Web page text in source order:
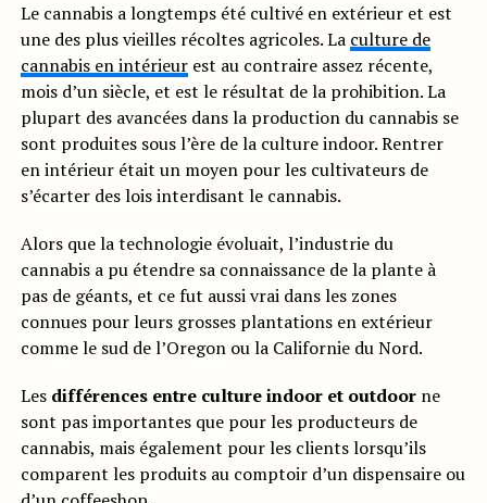
Le cannabis a longtemps été cultivé en extérieur et est
une des plus vieilles récoltes agricoles. La culture de
cannabis en intérieurest au contraire assez récente,
mois d’un siècle, et est le résultat de la prohibition. La
plupart des avancées dans la production du cannabis se
sont produites sous l’ère de la culture indoor. Rentrer
en intérieur était un moyen pour les cultivateurs de
s’écarter des lois interdisant le cannabis.
Alors que la technologie évoluait, l’industrie du
cannabis a pu étendre sa connaissance de la plante à
pas de géants, et ce fut aussi vrai dans les zones
connues pour leurs grosses plantations en extérieur
comme le sud de l’Oregon ou la Californie du Nord.
Les différences entre culture indoor et outdoorne
sont pas importantes que pour les producteurs de
cannabis, mais également pour les clients lorsqu’ils
comparent les produits au comptoir d’un dispensaire ou